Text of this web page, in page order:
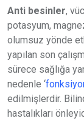
Anti besinler,
potasyum,
olumsuz yönde
yapılan son
sürece sağlığa
nedenle ‘
edilmişlerdir.
hastalıkları